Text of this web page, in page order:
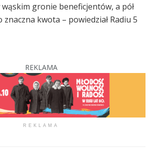
gronie beneficjentów, a pół
znaczna kwota – powiedział Radiu 5
REKLAMA
REKLAMA